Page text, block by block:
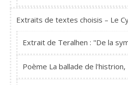
Extraits de textes choisis – Le
Extrait de Teralhen : "De la
Poème La ballade de